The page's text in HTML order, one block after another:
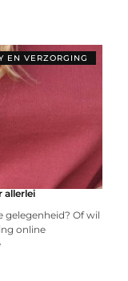
EN VERZORGING
allerlei
gelegenheid? Of wil
online